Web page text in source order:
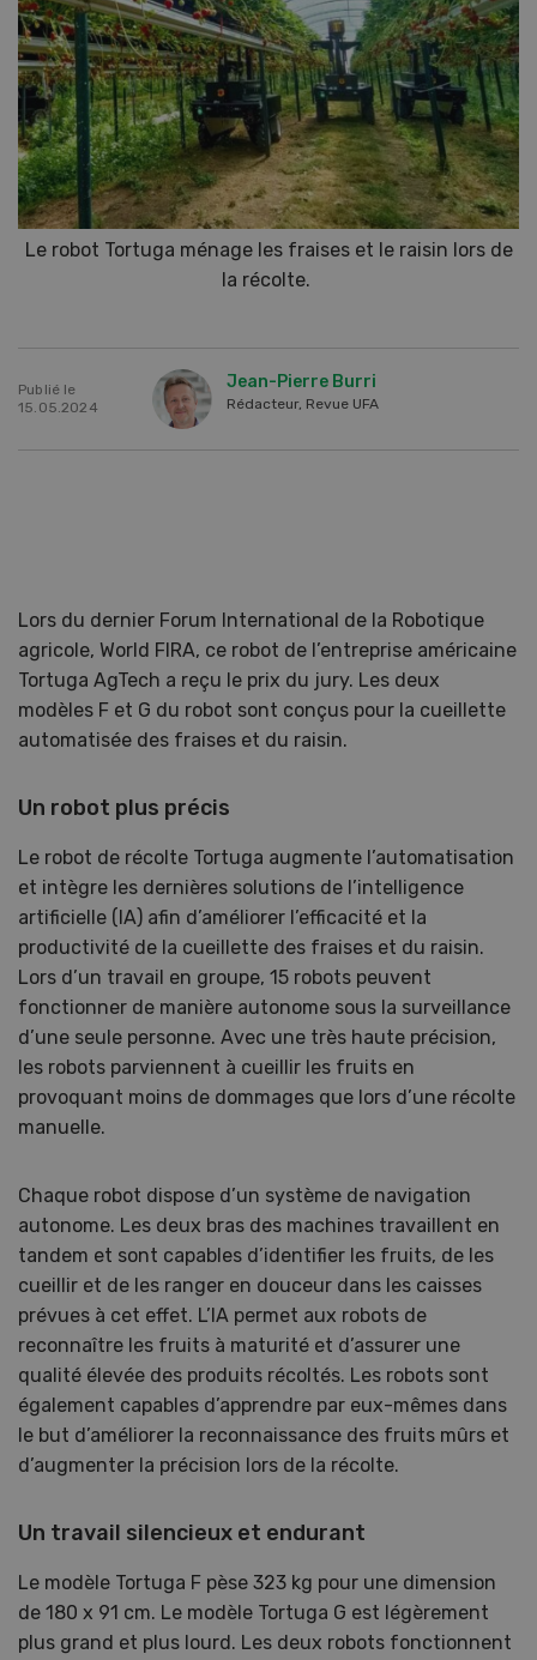
Le robot Tortuga ménage les fraises et le raisin lors de
la récolte.
Publié le
15.05.2024
Jean-Pierre Burri
Rédacteur, Revue UFA
Lors du dernier Forum International de la Robotique
agricole, World FIRA, ce robot de l’entreprise américaine
Tortuga AgTech a reçu le prix du jury. Les deux
modèles F et G du robot sont conçus pour la cueillette
automatisée des fraises et du raisin.
Un robot plus précis
Le robot de récolte Tortuga augmente l’automatisation
et intègre les dernières solutions de l’intelligence
artificielle (IA) afin d’améliorer l’efficacité et la
productivité de la cueillette des fraises et du raisin.
Lors d’un travail en groupe, 15 robots peuvent
fonctionner de manière autonome sous la surveillance
d’une seule personne. Avec une très haute précision,
les robots parviennent à cueillir les fruits en
provoquant moins de dommages que lors d’une récolte
manuelle.
Chaque robot dispose d’un système de navigation
autonome. Les deux bras des machines travaillent en
tandem et sont capables d’identifier les fruits, de les
cueillir et de les ranger en douceur dans les caisses
prévues à cet effet. L’IA permet aux robots de
reconnaître les fruits à maturité et d’assurer une
qualité élevée des produits récoltés. Les robots sont
également capables d’apprendre par eux-mêmes dans
le but d’améliorer la reconnaissance des fruits mûrs et
d’augmenter la précision lors de la récolte.
Un travail silencieux et endurant
Le modèle Tortuga F pèse 323 kg pour une dimension
de 180 x 91 cm. Le modèle Tortuga G est légèrement
plus grand et plus lourd. Les deux robots fonctionnent